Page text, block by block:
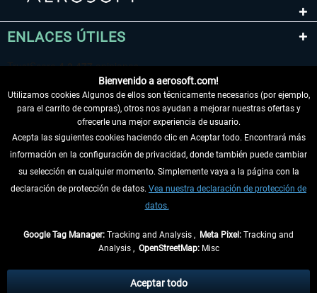
ENLACES ÚTILES
DESISTIR DEL CONTRATO
INFORMACIÓN
tasas de recepción si no se describe lo contrario
Bienvenido a aerosoft.com!
Utilizamos cookies Algunos de ellos son técnicamente necesarios (por ejemplo,
para el carrito de compras), otros nos ayudan a mejorar nuestras ofertas y
ofrecerle una mejor experiencia de usuario.
Acepta las siguientes cookies haciendo clic en Aceptar todo. Encontrará más
información en la configuración de privacidad, donde también puede cambiar
su selección en cualquier momento. Simplemente vaya a la página con la
declaración de protección de datos. Vea nuestra declaración de protección de
datos.
Google Tag Manager: Tracking and Analysis , Meta Pixel: Tracking and
Analysis , OpenStreetMap:Misc
Aceptar todo